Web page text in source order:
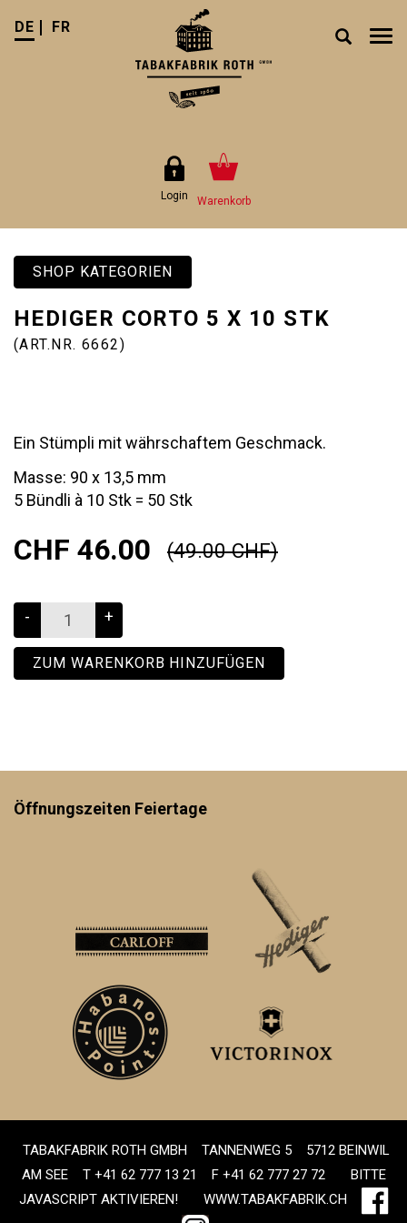
DE FR
Login Warenkorb
SHOP KATEGORIEN
HEDIGER CORTO 5 X 10 STK
(ART.NR. 6662)
Ein Stümpli mit währschaftem Geschmack.
Masse: 90 x 13,5 mm
5 Bündli à 10 Stk = 50 Stk
CHF 46.00 (49.00 CHF)
+
-
ZUM WARENKORB HINZUFÜGEN
Öffnungszeiten Feiertage
TABAKFABRIK ROTH GMBH TANNENWEG 5
5712 BEINWIL
AM SEE
T +41 62 777 13 21 F +41 62 777 27 72
BITTE
JAVASCRIPT AKTIVIEREN!
WWW.TABAKFABRIK.CH